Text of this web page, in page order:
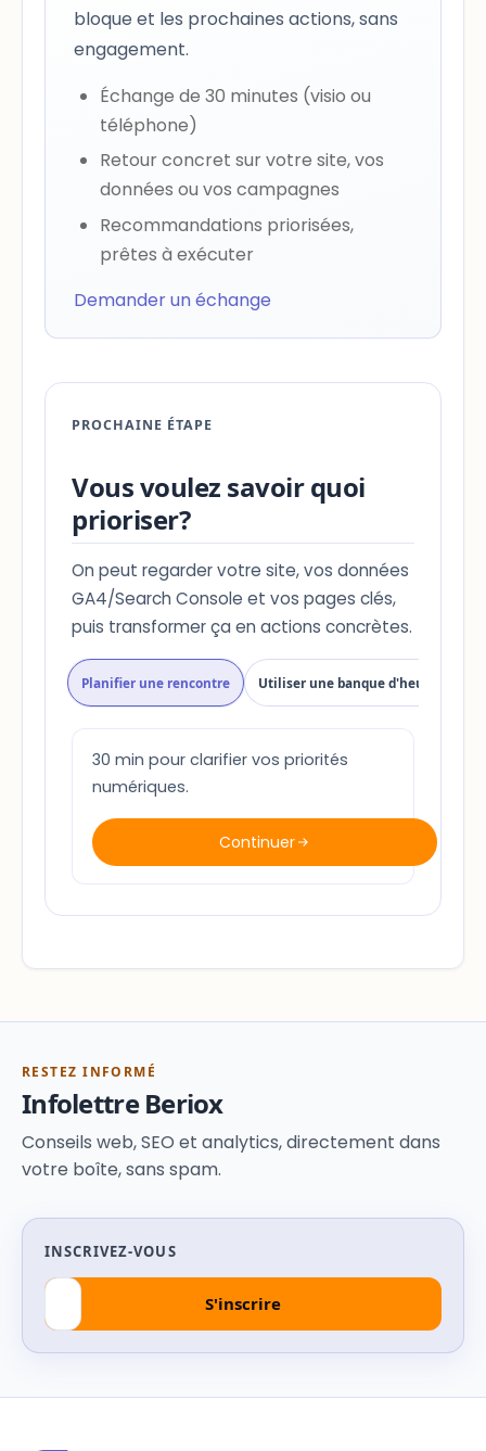
bloque et les prochaines actions, sans
engagement.
Échange de 30 minutes (visio ou
téléphone)
Retour concret sur votre site, vos
données ou vos campagnes
Recommandations priorisées,
prêtes à exécuter
Demander un échange
PROCHAINE ÉTAPE
Vous voulez savoir quoi
prioriser?
On peut regarder votre site, vos données
GA4/Search Console et vos pages clés,
puis transformer ça en actions concrètes.
Planifier une rencontre Utiliser une banque d'heures
30 min pour clarifier vos priorités
numériques.
Continuer
RESTEZ INFORMÉ
Infolettre Beriox
Conseils web, SEO et analytics, directement dans
votre boîte, sans spam.
INSCRIVEZ-VOUS